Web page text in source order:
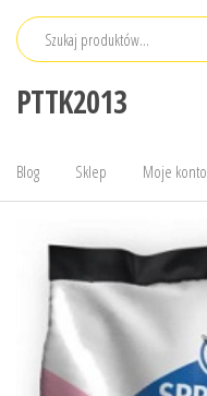
Przejdź
PTTK2013
Blog Sklep Moje konto